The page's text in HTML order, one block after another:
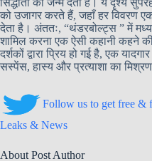
सिद्धांतों को जन्म देती है। ये दृश्य
को उजागर करते हैं, जहाँ हर विवरण
देता है। अंततः, “थंडरबोल्ट्स ” में
शामिल करना एक ऐसी कहानी कहने
दर्शकों द्वारा प्रिय हो गई है, एक
सस्पेंस, हास्य और प्रत्याशा का
Follow us to get free &
Leaks & News
About Post Author